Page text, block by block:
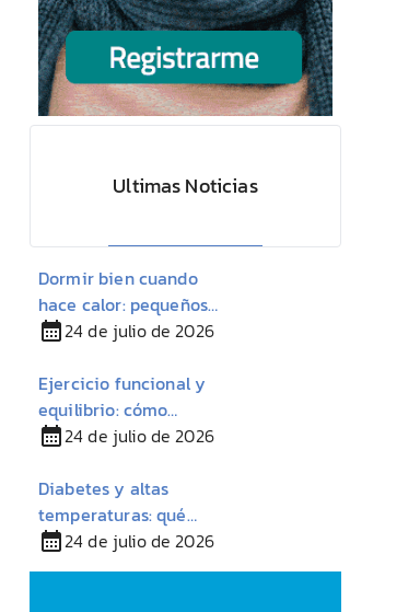
Ultimas Noticias
Dormir bien cuando
hace calor: pequeños
cambios para descansar
24 de julio de 2026
Ejercicio funcional y
equilibrio: cómo
mantener la autonomía
24 de julio de 2026
Diabetes y altas
temperaturas: qué
conviene tener en
cuenta durante el
24 de julio de 2026